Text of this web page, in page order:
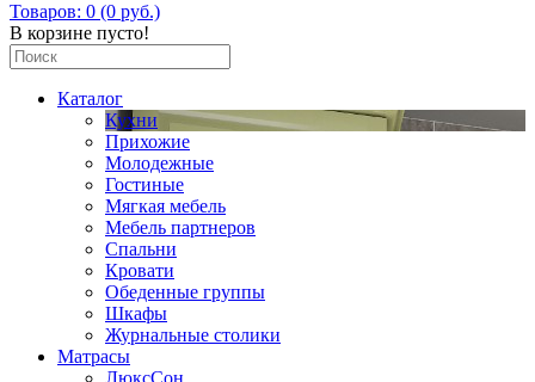
Товаров: 0 (0 руб.)
В корзине пусто!
Каталог
Кухни
Прихожие
Молодежные
Гостиные
Мягкая мебель
Мебель партнеров
Спальни
Кровати
Обеденные группы
Шкафы
Журнальные столики
Матрасы
ЛюксСон